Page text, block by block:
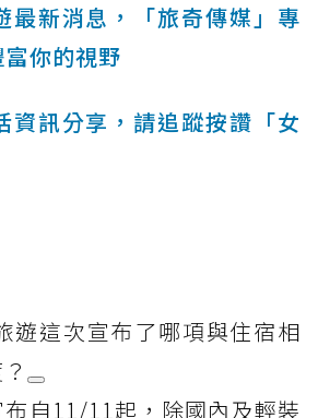
最新消息，「旅奇傳媒」專
你的視野
資訊分享，請追蹤按讚「女
遊這次宣布了哪項與住宿相
自11/11起，除國內及輕裝